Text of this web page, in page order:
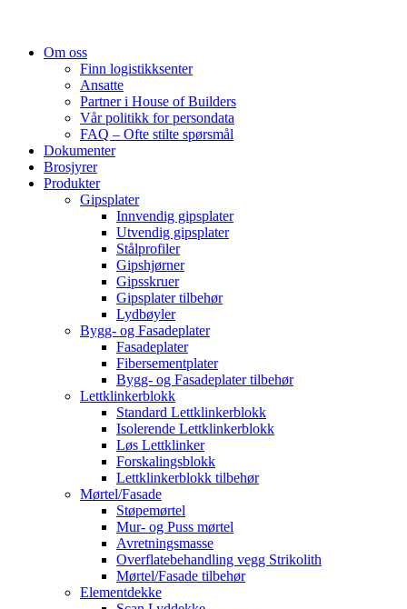
Om oss
Finn logistikksenter
Ansatte
Partner i House of Builders
Vår politikk for persondata
FAQ – Ofte stilte spørsmål
Dokumenter
Brosjyrer
Produkter
Gipsplater
Innvendig gipsplater
Utvendig gipsplater
Stålprofiler
Gipshjørner
Gipsskruer
Gipsplater tilbehør
Lydbøyler
Bygg- og Fasadeplater
Fasadeplater
Fibersementplater
Bygg- og Fasadeplater tilbehør
Lettklinkerblokk
Standard Lettklinkerblokk
Isolerende Lettklinkerblokk
Løs Lettklinker
Forskalingsblokk
Lettklinkerblokk tilbehør
Mørtel/Fasade
Støpemørtel
Mur- og Puss mørtel
Avretningsmasse
Overflatebehandling vegg Strikolith
Mørtel/Fasade tilbehør
Elementdekke